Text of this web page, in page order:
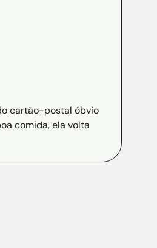
cartão-postal óbvio
comida, ela volta